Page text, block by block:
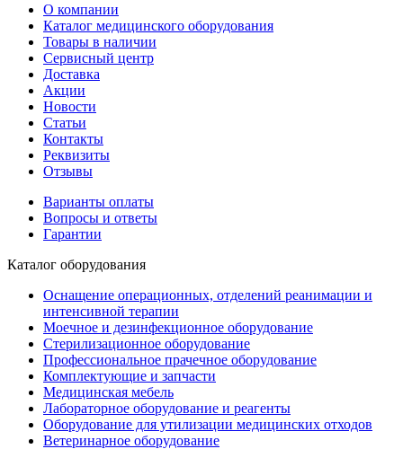
О компании
Каталог медицинского оборудования
Товары в наличии
Сервисный центр
Доставка
Акции
Новости
Статьи
Контакты
Реквизиты
Отзывы
Варианты оплаты
Вопросы и ответы
Гарантии
Каталог оборудования
Оснащение операционных, отделений реанимации и
интенсивной терапии
Моечное и дезинфекционное оборудование
Стерилизационное оборудование
Профессиональное прачечное оборудование
Комплектующие и запчасти
Медицинская мебель
Лабораторное оборудование и реагенты
Оборудование для утилизации медицинских отходов
Ветеринарное оборудование